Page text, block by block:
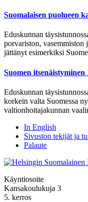
Suomalaisen puolueen
Eduskunnan
porvariston, vasemmiston
jättänyt esimerkiksi
Suomen
Eduskunnan
korkein valta Suomessa
valtionhoitajakunnan
In English
Sivuston tekijät ja
Palaute
Käyntiosoite
Kansakoulukuja 3
5. kerros